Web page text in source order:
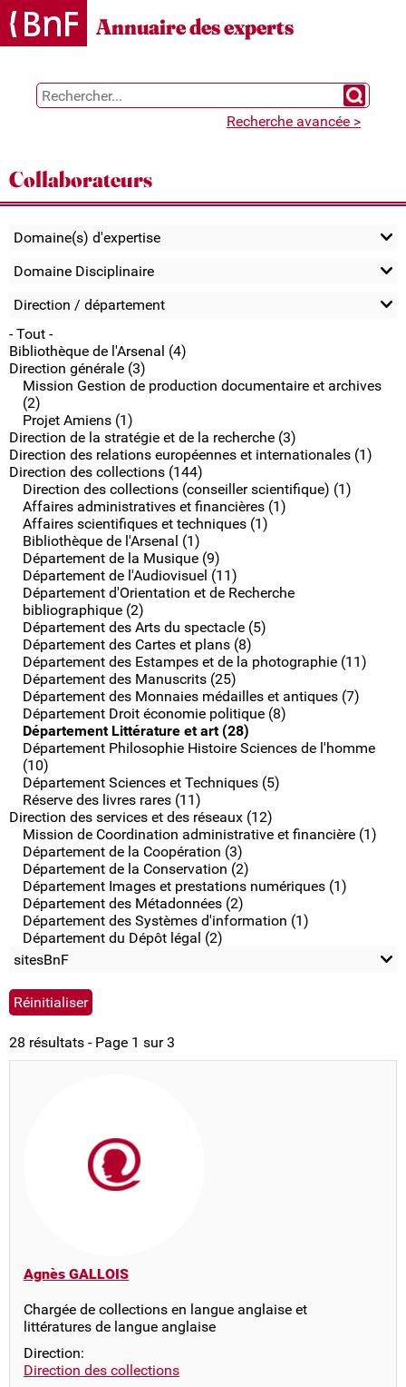
Gestion des cookies
Annuaire des experts
Chercher
Recherche avancée >
Collaborateurs
Domaine(s) d'expertise
Domaine Disciplinaire
Direction / département
- Tout -
Bibliothèque de l'Arsenal (4)
Direction générale (3)
Mission Gestion de production documentaire et archives
(2)
Projet Amiens (1)
Direction de la stratégie et de la recherche (3)
Direction des relations européennes et internationales (1)
Direction des collections (144)
Direction des collections (conseiller scientifique) (1)
Affaires administratives et financières (1)
Affaires scientifiques et techniques (1)
Bibliothèque de l'Arsenal (1)
Département de la Musique (9)
Département de l'Audiovisuel (11)
Département d'Orientation et de Recherche
bibliographique (2)
Département des Arts du spectacle (5)
Département des Cartes et plans (8)
Département des Estampes et de la photographie (11)
Département des Manuscrits (25)
Département des Monnaies médailles et antiques (7)
Département Droit économie politique (8)
Département Littérature et art (28)
Département Philosophie Histoire Sciences de l'homme
(10)
Département Sciences et Techniques (5)
Réserve des livres rares (11)
Direction des services et des réseaux (12)
Mission de Coordination administrative et financière (1)
Département de la Coopération (3)
Département de la Conservation (2)
Département Images et prestations numériques (1)
Département des Métadonnées (2)
Département des Systèmes d'information (1)
Département du Dépôt légal (2)
sitesBnF
28 résultats - Page 1 sur 3
Agnès GALLOIS
Chargée de collections en langue anglaise et
littératures de langue anglaise
Direction:
Direction des collections